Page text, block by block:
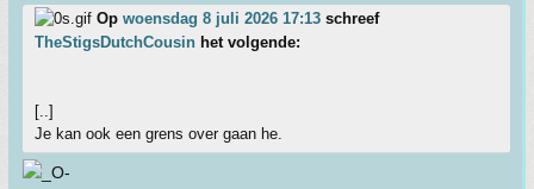
Op woensdag 8 juli 2026 17:13 schreef
TheStigsDutchCousin het volgende:
[..]
Je kan ook een grens over gaan he.